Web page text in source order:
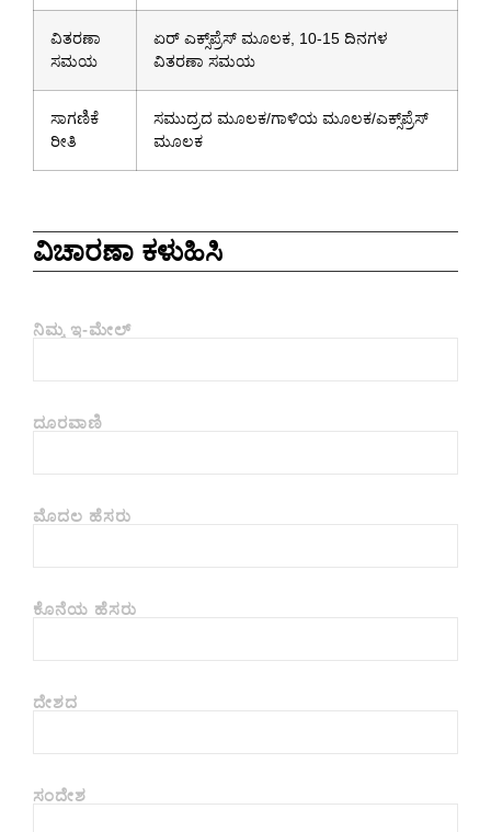
ವಿತರಣಾ
ಸಮಯ
ಏರ್ ಎಕ್ಸ್‌ಪ್ರೆಸ್ ಮೂಲಕ, 10-15 ದಿನಗಳ
ವಿತರಣಾ ಸಮಯ
ಸಾಗಣಿಕೆ
ರೀತಿ
ಸಮುದ್ರದ ಮೂಲಕ/ಗಾಳಿಯ ಮೂಲಕ/ಎಕ್ಸ್‌ಪ್ರೆಸ್
ಮೂಲಕ
ವಿಚಾರಣಾ ಕಳುಹಿಸಿ
ನಿಮ್ಮ ಇ-ಮೇಲ್
ದೂರವಾಣಿ
ಮೊದಲ ಹೆಸರು
ಕೊನೆಯ ಹೆಸರು
ದೇಶದ
ಸಂದೇಶ